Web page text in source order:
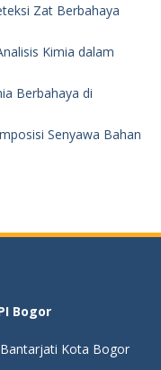
Zat Berbahaya
Kimia dalam
Berbahaya di
Senyawa Bahan
Bogor
Bantarjati Kota Bogor